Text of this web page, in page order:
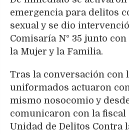
emergencia para delitos
sexual y se dio
Comisaría N° 35 junto
la Mujer y la Familia.
Tras la conversación con
uniformados actuaron
mismo nosocomio y
comunicaron con la
Unidad de Delitos Contra